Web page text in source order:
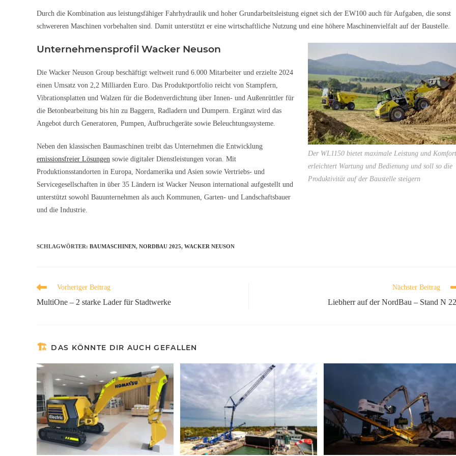
Durch die Kombination aus leistungsfähiger Fahrhydraulik und hoher Grundarbeitsleistung eignet sich der EW100 auch für Aufgaben, die sonst
schwereren Maschinen vorbehalten sind. Damit unterstützt er eine wirtschaftliche Nutzung und eine höhere Maschinenvielfalt auf der Baustelle.
Der WL1150 bietet maximale Leistung und
erleichtert Wartung und Bedienung und soll so die
Produktivität auf der Baustelle steigern
Unternehmensprofil Wacker Neuson
Die Wacker Neuson Group beschäftigt weltweit rund 6.000 Mitarbeiter und erzielte 2024
einen Umsatz von 2,2 Milliarden Euro. Das Produktportfolio reicht von Stampfern,
Vibrationsplatten und Walzen für die Bodenverdichtung über Innen- und Außenrüttler für
die Betonbearbeitung bis hin zu Baggern, Radladern und Dumpern. Ergänzt wird das
Angebot durch Generatoren, Pumpen, Aufbruchgeräte sowie Beleuchtungssysteme.
Neben den klassischen Baumaschinen treibt das Unternehmen die Entwicklung
emissionsfreier Lösungen sowie digitaler Dienstleistungen voran. Mit
Produktionsstandorten in Europa, Nordamerika und Asien sowie Vertriebs- und
Servicegesellschaften in über 35 Ländern ist Wacker Neuson international aufgestellt und
unterstützt sowohl Bauunternehmen als auch Kommunen, Garten- und Landschaftsbauer
und die Industrie.
SCHLAGWÖRTER: BAUMASCHINEN, NORDBAU 2025, WACKER NEUSON
Vorheriger Beitrag
MultiOne – 2 starke Lader für Stadtwerke
Nächster Beitrag
Liebherr auf der NordBau – Stand N
DAS KÖNNTE DIR AUCH GEFALLEN